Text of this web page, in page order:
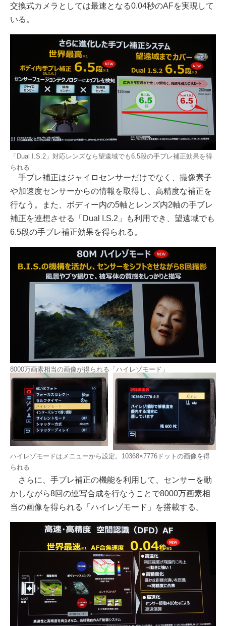
交換式カメラとしては最速となる0.04秒のAFを実現して
いる。
「Dual I.S.2」対応レンズなら望遠域でも6.5段の手ブレ補正効果を得
られる
手ブレ補正はジャイロセンサーだけでなく、撮像素子
や加速度センサーからの情報を取得し、高精度な補正を
行なう。また、ボディー内の5軸とレンズ内2軸の手ブレ
補正を連想させる「Dual I.S.2」も利用でき、望遠域でも
6.5段の手ブレ補正効果を得られる。
8000万画素相当の画像が得られる「ハイレゾモード」
ハイレゾモードはメニューから設定。10368×7776ドットの画像を得
られる
さらに、手ブレ補正の機能を利用して、センサーを動
かしながら8回の連写合成を行なうことで8000万画素相
当の画像を得られる「ハイレゾモード」を搭載する。